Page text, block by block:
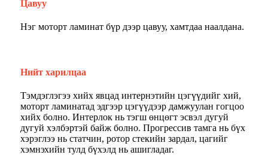
Цавуу
Нэг моторт ламинат бүр дээр цавуу, хамтдаа наалдана.
Нийт харилцаа
Тэмдэглэгээ хийх явцад интернэтийн цэгүүдийг хий,
моторт ламинатад эдгээр цэгүүдээр дамжуулан гогцоо
хийх болно. Интерлок нь тэгш өнцөгт эсвэл дугуй
дугуй хэлбэртэй байж болно. Прогрессив тамга нь бүх
хэрэглээ нь статчин, ротор стекийн зардал, цагийг
хэмнэхийн тулд бүхэлд нь ашигладаг.